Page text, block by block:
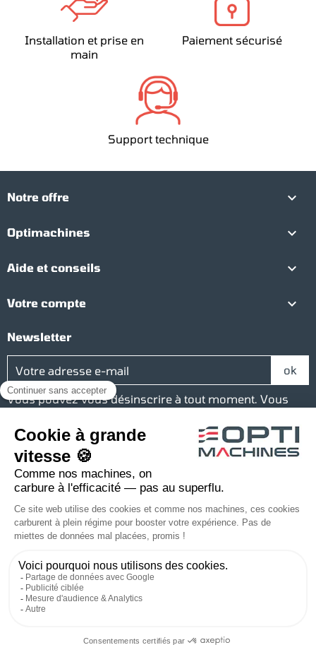
Installation et prise en
main
Paiement sécurisé
Support technique
Notre offre 
Optimachines 
Aide et conseils 
Votre compte 
Newsletter
Vous pouvez vous désinscrire à tout moment. Vous
les conditions d'utilisation du site.
Réseaux sociaux
FacebookYouTubeInstagram
LinkedIn
Une société du groupe Baudelet
© 2026 Optimachines - Tous droits réservés
Conçu et réalisé par MDWeb